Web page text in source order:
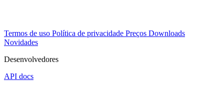
Termos de uso Política de privacidade Preços Downloads
Novidades
Desenvolvedores
API docs